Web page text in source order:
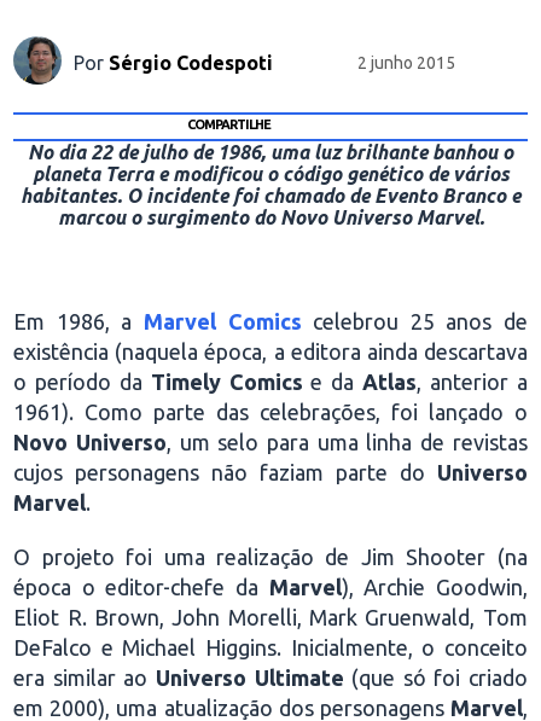
Por Sérgio Codespoti 2 junho 2015
COMPARTILHE
No dia 22 de julho de 1986, uma luz brilhante banhou o
planeta Terra e modificou o código genético de vários
habitantes. O incidente foi chamado de Evento Branco e
marcou o surgimento do Novo Universo Marvel.
Em 1986, a Marvel Comics celebrou 25 anos de
existência (naquela época, a editora ainda descartava
o período da Timely Comics e daAtlas, anterior a
1961). Como parte das celebrações, foi lançado o
Novo Universo, um selo para uma linha de revistas
cujos personagens não faziam parte do Universo
Marvel.
O projeto foi uma realização de Jim Shooter (na
época o editor-chefe da Marvel), Archie Goodwin,
Eliot R. Brown, John Morelli, Mark Gruenwald, Tom
DeFalco e Michael Higgins. Inicialmente, o conceito
era similar ao Universo Ultimate (que só foi criado
em 2000), uma atualização dos personagens Marvel,